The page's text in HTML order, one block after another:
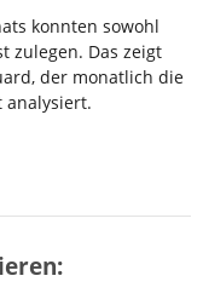
konnten sowohl
zulegen. Das zeigt
der monatlich die
analysiert.